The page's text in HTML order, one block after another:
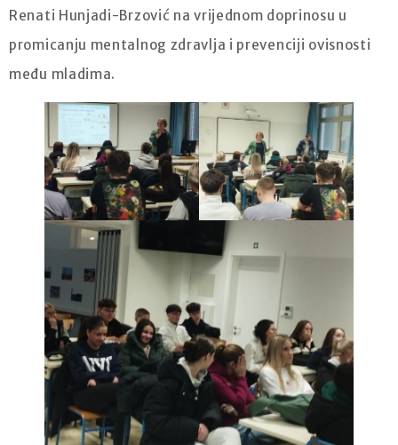
Renati Hunjadi-Brzović na vrijednom doprinosu u
promicanju mentalnog zdravlja i prevenciji ovisnosti
među mladima.